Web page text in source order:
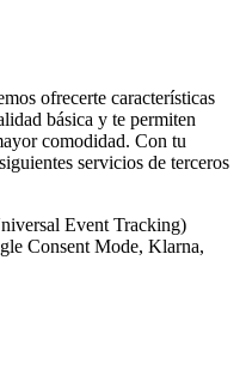
ofrecerte características
básica y te permiten
comodidad. Con tu
servicios de terceros
Event Tracking)
Consent Mode, Klarna,